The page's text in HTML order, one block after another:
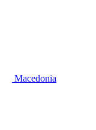
Macedonia